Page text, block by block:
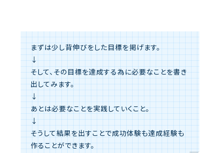
まずは少し背伸びをした目標を掲げます。
↓
そして、その目標を達成する為に必要なことを書き
出してみます。
↓
あとは必要なことを実践していくこと。
↓
そうして結果を出すことで成功体験も達成経験も
作ることができます。